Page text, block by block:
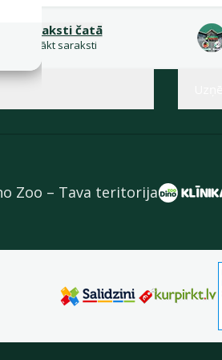
Raksti čatā
sākt saraksti
Zoo – Tava teritorija